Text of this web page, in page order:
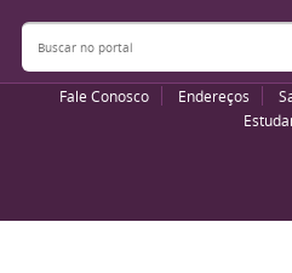
Buscar no portal
Fale Conosco Endereços